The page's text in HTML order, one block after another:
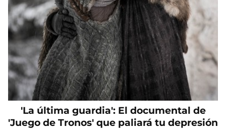
'La última guardia': El documental de
'Juego de Tronos' que paliará tu depresión